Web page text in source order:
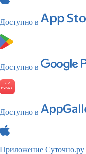
Доступно в
Доступно в
Доступно в
Приложение Суточно.ру